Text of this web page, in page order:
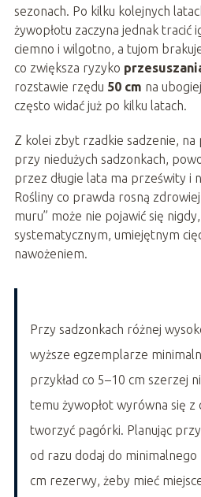
sezonach. Po kilku kolejnych
żywopłotu zaczyna jednak tracić
ciemno i wilgotno, a tujom
co zwiększa ryzyko
rozstawie rzędu 50 cm na
często widać już po kilku latach.
Z kolei zbyt rzadkie sadzenie, na
przy niedużych sadzonkach,
przez długie lata ma prześwity i
Rośliny co prawda rosną
muru” może nie pojawić się
systematycznym, umiejętnym
nawożeniem.
Przy sadzonkach różnej
wyższe egzemplarze
przykład co 5–10 cm szerzej
temu żywopłot wyrówna się z
tworzyć pagórki. Planując
od razu dodaj do minimalnego
cm rezerwy, żeby mieć